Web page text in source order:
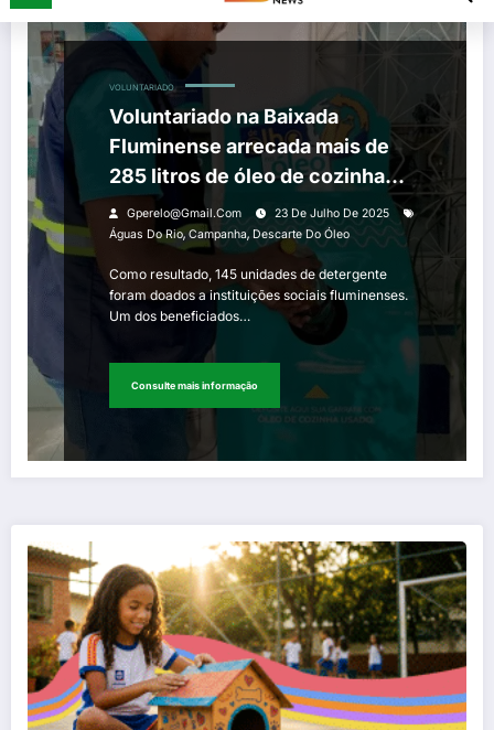
VOLUNTARIADO
Voluntariado na Baixada
Fluminense arrecada mais de
285 litros de óleo de cozinha
para descarte consciente
Gperelo@gmail.com
23 De Julho De 2025
Águas Do Rio, Campanha, Descarte Do Óleo
Como resultado, 145 unidades de detergente
foram doados a instituições sociais fluminenses.
Um dos beneficiados…
Consulte mais informação